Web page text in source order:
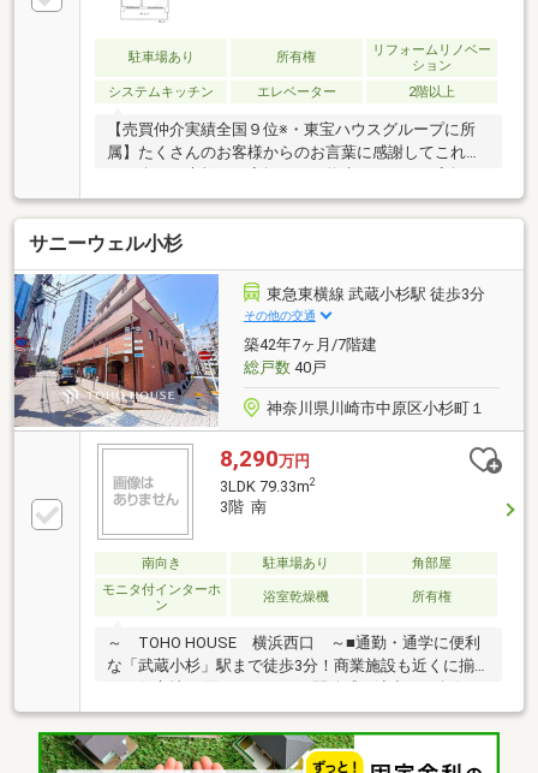
駐車場あり 所有権
リフォームリノベー
ション
システムキッチン
エレベーター 2階以上
【売買仲介実績全国９位※・東宝ハウスグループに所
属】たくさんのお客様からのお言葉に感謝してこれか
を始めてみようと思われたらまずは、お気軽に東宝ハ
ウス溝の口に相談してみませんか？何も決まっていな
くて大丈夫！まずはお客様の夢をお聞かせください！
「行って良かったね」と思っていただけるように、ス
タッフ一同いつでもお客様のお問合せをお待ちしてお
ります☆（※2025年11月住宅新報より抜粋）
サニーウェル小杉
東急東横線 武蔵小杉駅 徒歩3分
その他の交通
築42年7ヶ月/7階建
総戸数40戸
神奈川県川崎市中原区小杉町１
8,290万円
3LDK 79.33m2
3階 南
南向き 駐車場あり
角部屋
モニタ付インターホ
ン
浴室乾燥機 所有権
～ TOHO HOUSE 横浜西口 ～■通勤・通学に便利
な「武蔵小杉」駅まで徒歩3分！商業施設も近くに揃
戸！陽当たり・通風良好です■こだわりのフルリノベ
ーションで生まれ変わった、美しく快適な住空間■窓
付きで明るいキッチンスペース、開放感のある対面